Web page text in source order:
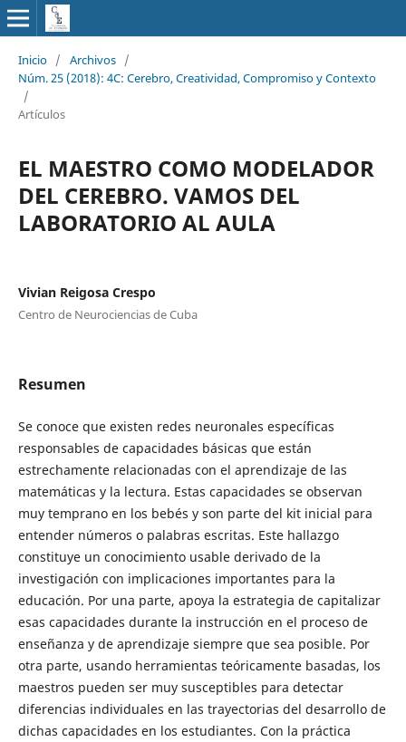
Inicio / Archivos /
Núm. 25 (2018): 4C: Cerebro, Creatividad, Compromiso y Contexto
/
Artículos
EL MAESTRO COMO MODELADOR
DEL CEREBRO. VAMOS DEL
LABORATORIO AL AULA
Vivian Reigosa Crespo
Centro de Neurociencias de Cuba
Resumen
Se conoce que existen redes neuronales específicas
responsables de capacidades básicas que están
estrechamente relacionadas con el aprendizaje de las
matemáticas y la lectura. Estas capacidades se observan
muy temprano en los bebés y son parte del kit inicial para
entender números o palabras escritas. Este hallazgo
constituye un conocimiento usable derivado de la
investigación con implicaciones importantes para la
educación. Por una parte, apoya la estrategia de capitalizar
esas capacidades durante la instrucción en el proceso de
enseñanza y de aprendizaje siempre que sea posible. Por
otra parte, usando herramientas teóricamente basadas, los
maestros pueden ser muy susceptibles para detectar
diferencias individuales en las trayectorias del desarrollo de
dichas capacidades en los estudiantes. Con la práctica